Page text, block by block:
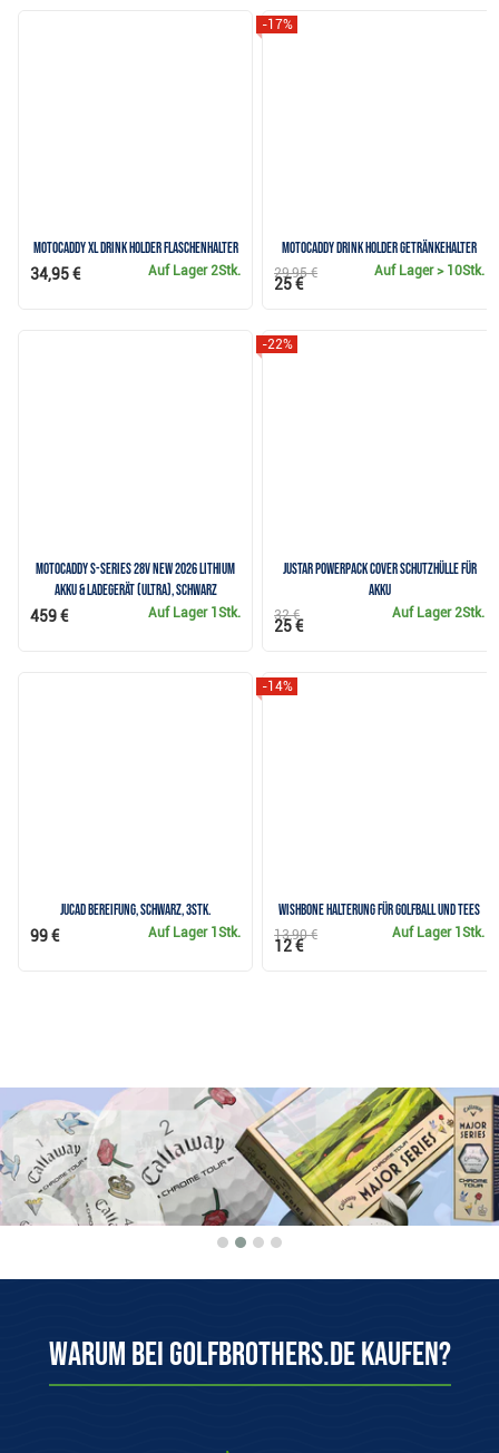
Motocaddy XL Drink Holder Flaschenhalter
Auf Lager2Stk.
34,95 €
Motocaddy Drink Holder Getränkehalter
-17%
Auf Lager> 10Stk.
29,95 €
25 €
Motocaddy S-Series 28V NEW 2026 Lithium
Akku & Ladegerät (ULTRA), schwarz
Auf Lager 1Stk.
459 €
JuStar Powerpack Cover Schutzhülle für
Akku
-22%
Auf Lager 2Stk.
32 €
25 €
JuCad Bereifung, schwarz, 3Stk.
Auf Lager 1Stk.
99 €
Wishbone Halterung für Golfball und Tees
-14%
Auf Lager 1Stk.
13,90 €
12 €
Warum bei Golfbrothers.de kaufen?